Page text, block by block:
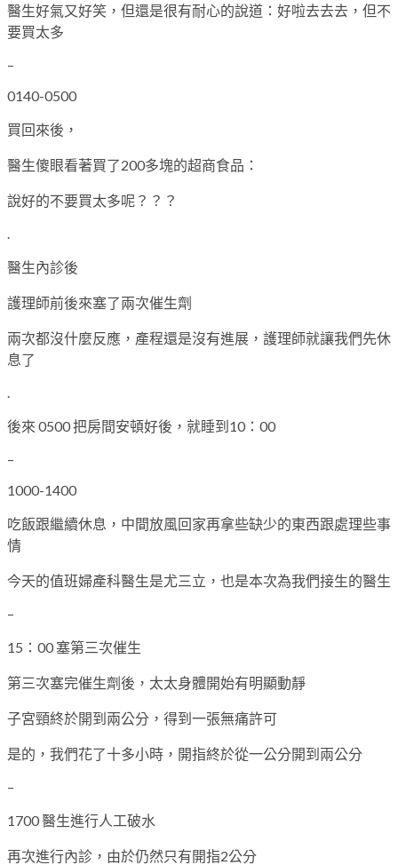
醫生好氣又好笑，但還是很有耐心的說道：好啦去去去，但不
要買太多
–
0140-0500
買回來後，
醫生傻眼看著買了200多塊的超商食品：
說好的不要買太多呢？？？
醫生內診後
護理師前後來塞了兩次催生劑
兩次都沒什麼反應，產程還是沒有進展，護理師就讓我們先休
息了
後來 0500 把房間安頓好後，就睡到10：00
–
1000-1400
吃飯跟繼續休息，中間放風回家再拿些缺少的東西跟處理些事
情
今天的值班婦產科醫生是尤三立，也是本次為我們接生的醫生
–
15：00 塞第三次催生
第三次塞完催生劑後，太太身體開始有明顯動靜
子宮頸終於開到兩公分，得到一張無痛許可
是的，我們花了十多小時，開指終於從一公分開到兩公分
–
1700 醫生進行人工破水
再次進行內診，由於仍然只有開指2公分